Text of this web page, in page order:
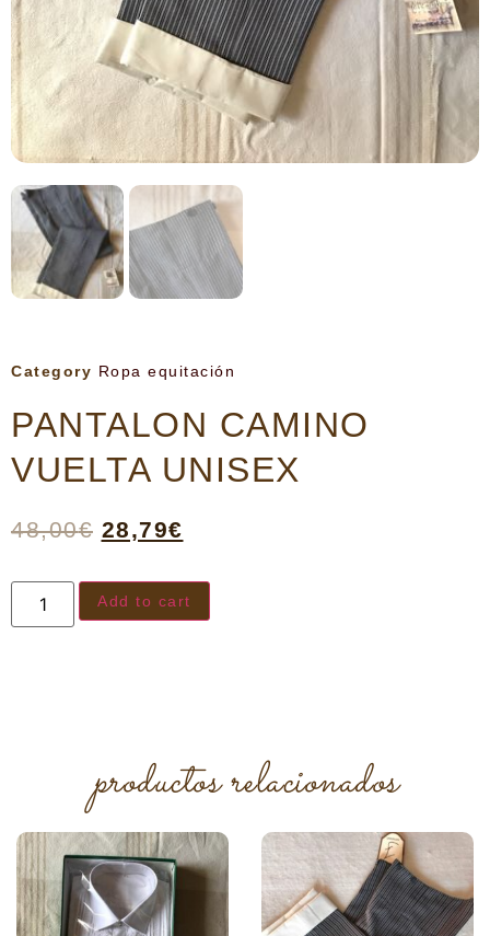
Category Ropa equitación
PANTALON CAMINO
VUELTA UNISEX
48,00€ 28,79€
Add to cart
productos relacionados